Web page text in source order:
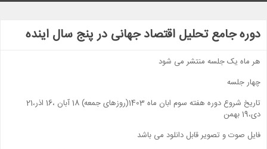
دوره جامع تحلیل اقتصاد جهانی در پنج سال اینده
هر ماه یک جلسه منتشر می شود
چهار جلسه
تاریخ شروع دوره هفته سوم ابان ماه 1403(روزهای جمعه) 18 آبان ،16 اذر،21
دی،19 بهمن
فایل صوت و تصویر قابل دانلود می باشد